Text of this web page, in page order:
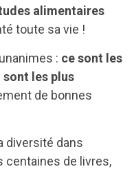
alimentaires
toute sa vie !
: ce sont les
sont les plus
de bonnes
diversité dans
centaines de livres,